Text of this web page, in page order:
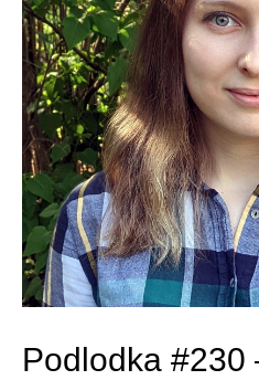
Podlodka